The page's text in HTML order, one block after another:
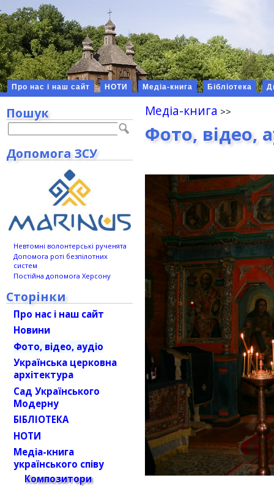
Про нас і наш сайт НОТИ Медіа-книга Бібліотека
Медіа-книга
Фото, відео,
Пошук
Допомога ЗСУ
Невтомні волонтерські рученята
Допомога роті безпілотних
систем
Постійна допомога Херсону
Сторінки
Про нас і наш сайт
Новини
Фото, відео, аудіо
Українська церковна
архітектура
Сад Українського
Модерну
БІБЛІОТЕКА
НОТИ
Медіа-книга
українського співу
Композитори